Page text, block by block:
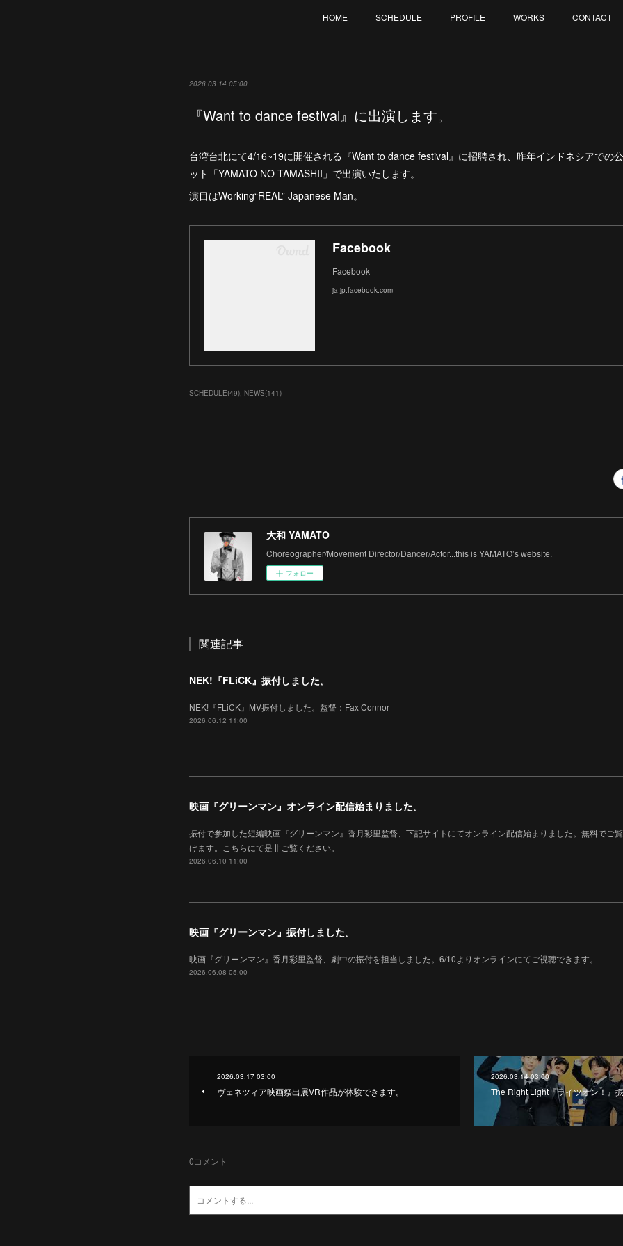
HOME SCHEDULE PROFILE WORKS CONTACT
2026.03.14 05:00
『Want to dance festival』に出演します。
台湾台北にて4/16~19に開催される『Want to dance festival』に招聘され、昨年インドネシアでの
ット「YAMATO NO TAMASHII」で出演いたします。
演目はWorking“REAL” Japanese Man。
Facebook
Facebook
ja-jp.facebook.com
SCHEDULE(49) NEWS(141)
大和 YAMATO
Choreographer/Movement Director/Dancer/Actor...this is YAMATO’s website.
フォロー
関連記事
NEK!『FLiCK』振付しました。
NEK!『FLiCK』MV振付しました。監督：Fax Connor
2026.06.12 11:00
映画『グリーンマン』オンライン配信始まりました。
振付で参加した短編映画『グリーンマン』香月彩里監督、下記サイトにてオンライン配信始まりました。無料でご
けます。こちらにて是非ご覧ください。
2026.06.10 11:00
映画『グリーンマン』振付しました。
映画『グリーンマン』香月彩里監督、劇中の振付を担当しました。6/10よりオンラインにてご視聴できます。
2026.06.08 05:00
2026.03.17 03:00
ヴェネツィア映画祭出展VR作品が体験できます。
2026.03.14 03:00
The Right Light『ライツオン！』
0コメント